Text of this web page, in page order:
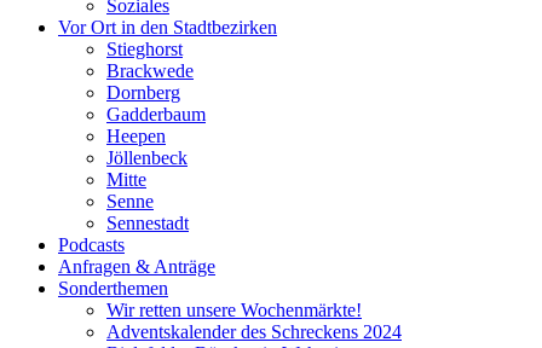
Soziales
Vor Ort in den Stadtbezirken
Stieghorst
Brackwede
Dornberg
Gadderbaum
Heepen
Jöllenbeck
Mitte
Senne
Sennestadt
Podcasts
Anfragen & Anträge
Sonderthemen
Wir retten unsere Wochenmärkte!
Adventskalender des Schreckens 2024